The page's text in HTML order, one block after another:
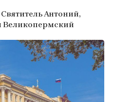
Антоний,
Великопермский